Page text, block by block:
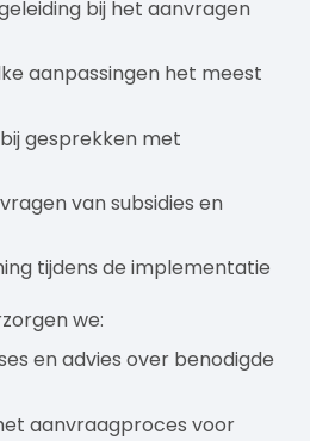
bij het aanvragen
aanpassingen het meest
gesprekken met
van subsidies en
tijdens de implementatie
we:
en advies over benodigde
aanvraagproces voor